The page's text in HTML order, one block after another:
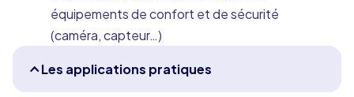
équipements de confort et de sécurité
(caméra, capteur…)
Les applications pratiques